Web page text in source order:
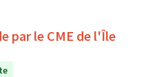
par le CME de l'Île